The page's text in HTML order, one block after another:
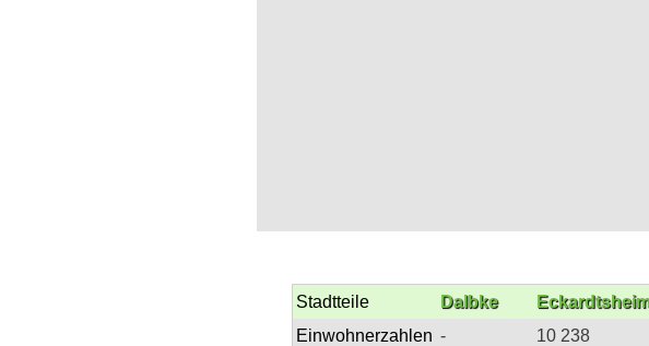
Stadtteile Dalbke
Einwohnerzahlen -
10 238